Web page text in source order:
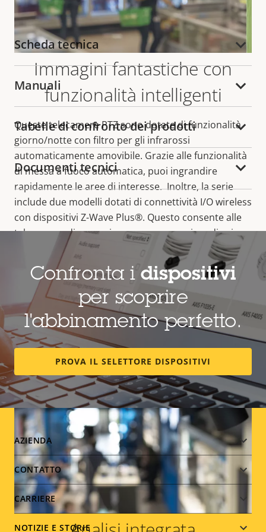
Immagini fantastiche con
funzionalità intelligenti
Queste telecamere PTZ sono dotate di funzionalità
giorno/notte con filtro per gli infrarossi
automaticamente amovibile. Grazie alle funzionalità
di messa a fuoco automatica, puoi ingrandire
rapidamente le aree di interesse. Inoltre, la serie
include due modelli dotati di connettività I/O wireless
con dispositivi Z-Wave Plus®. Questo consente alle
telecamere di comunicare con un massimo di sei
dispositivi in un'impostazione di sistema. Quindi
puoi, ad esempio, accendere automaticamente le
luci, il riscaldamento o monitorare la temperatura
nei congelatori.
Scheda tecnica
Manuali
Tabelle di confronto dei prodotti
Documenti tecnici
Confronta i dispositivi
per scoprire
l'abbinamento perfetto.
PROVA IL SELETTORE DISPOSITIVI
Footer
menu
AZIENDA
CONTATTO
CARRIERE
NOTIZIE E STORIE